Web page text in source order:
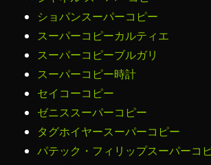
ショパンスーパーコピー
スーパーコピーカルティエ
スーパーコピーブルガリ
スーパーコピー時計
セイコーコピー
ゼニススーパーコピー
タグホイヤースーパーコピー
パテック・フィリップスーパーコ